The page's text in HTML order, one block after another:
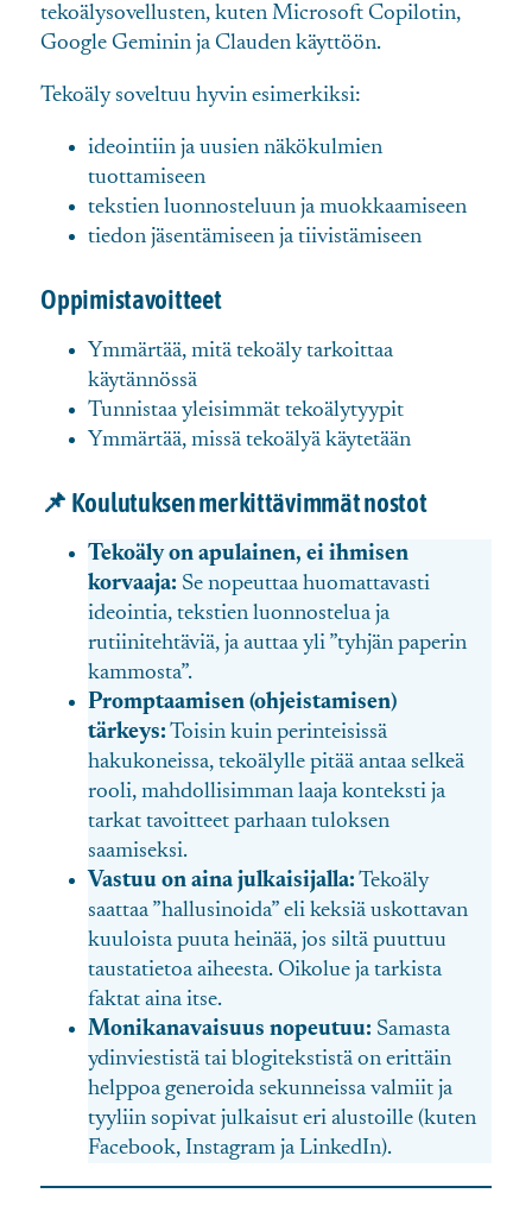
tekoälysovellusten, kuten Microsoft Copilotin,
Google Geminin ja Clauden käyttöön.
Tekoäly soveltuu hyvin esimerkiksi:
ideointiin ja uusien näkökulmien
tuottamiseen
tekstien luonnosteluun ja muokkaamiseen
tiedon jäsentämiseen ja tiivistämiseen
Oppimistavoitteet
Ymmärtää, mitä tekoäly tarkoittaa
käytännössä
Tunnistaa yleisimmät tekoälytyypit
Ymmärtää, missä tekoälyä käytetään
📌 Koulutuksen merkittävimmät nostot
Tekoäly on apulainen, ei ihmisen
korvaaja: Se nopeuttaa huomattavasti
ideointia, tekstien luonnostelua ja
rutiinitehtäviä, ja auttaa yli ”tyhjän paperin
kammosta”.
Promptaamisen (ohjeistamisen)
tärkeys: Toisin kuin perinteisissä
hakukoneissa, tekoälylle pitää antaa selkeä
rooli, mahdollisimman laaja konteksti ja
tarkat tavoitteet parhaan tuloksen
saamiseksi.
Vastuu on aina julkaisijalla: Tekoäly
saattaa ”hallusinoida” eli keksiä uskottavan
kuuloista puuta heinää, jos siltä puuttuu
taustatietoa aiheesta. Oikolue ja tarkista
faktat aina itse.
Monikanavaisuus nopeutuu: Samasta
ydinviestistä tai blogitekstistä on erittäin
helppoa generoida sekunneissa valmiit ja
tyyliin sopivat julkaisut eri alustoille (kuten
Facebook, Instagram ja LinkedIn).